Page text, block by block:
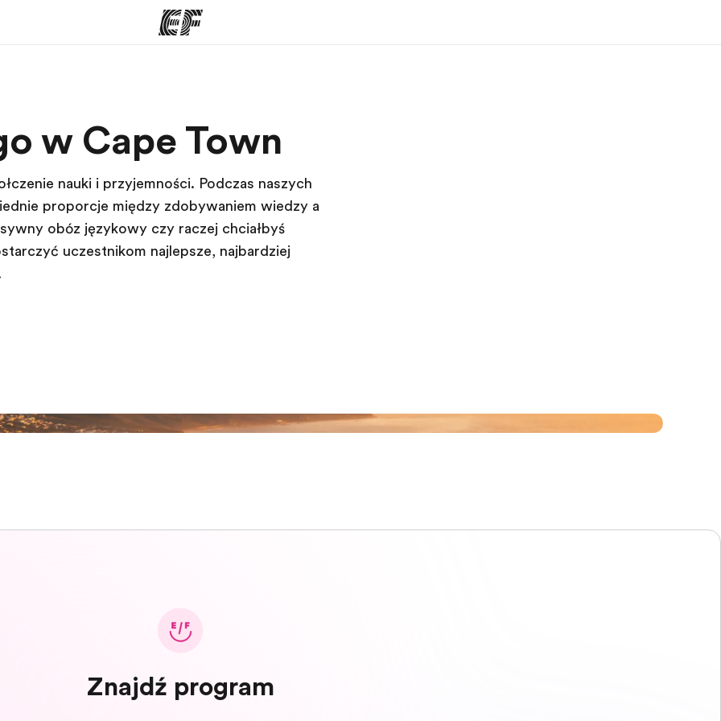
ofertę Znajdź najbliższe biuro
w Cape Town
nauki i przyjemności. Podczas naszych
proporcje między zdobywaniem wiedzy a
obóz językowy czy raczej chciałbyś
uczestnikom najlepsze, najbardziej
Znajdź program